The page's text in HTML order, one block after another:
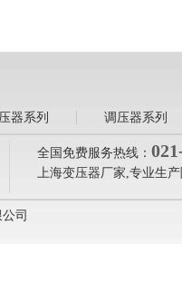
器系列 调压器系列
全国免费服务热线：
上海变压器厂家,专业生
司